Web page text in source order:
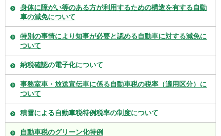
身体に障がい等のある方が利用するための構造を有する自動
車の減免について
特別の事情により知事が必要と認める自動車に対する減免に
ついて
納税確認の電子化について
事務室車・放送宣伝車に係る自動車税の税率（適用区分）に
ついて
積雪による自動車税特例税率の制度について
自動車税のグリーン化特例